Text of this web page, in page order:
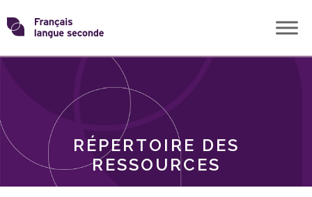
Skip
toTransformons
langue
RÉPERTOIRE DES
RESSOURCES
THÈMES